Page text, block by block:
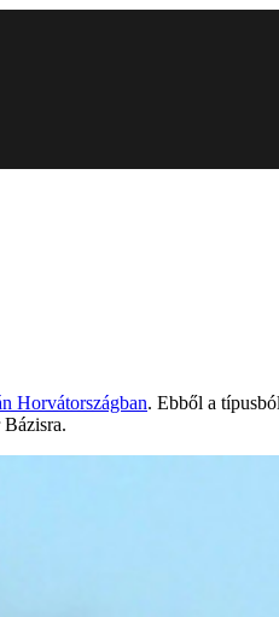
Horvátországban. Ebből a